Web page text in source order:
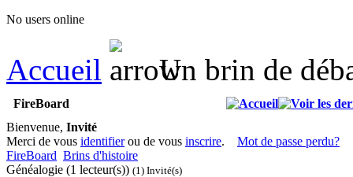
No users online
Accueil Un brin de
FireBoard
Bienvenue, Invité
Merci de vous identifierou de vous inscrire. Mot de passe perdu?
FireBoard Brins d'histoire
Généalogie (1 lecteur(s)) (1) Invité(s)